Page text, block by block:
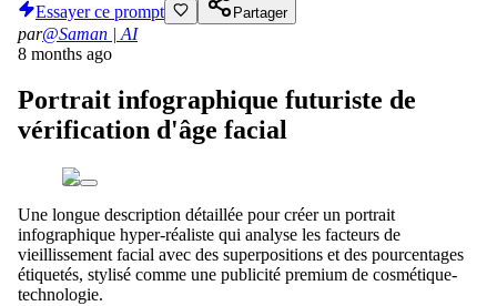
Essayer ce prompt Partager
par@Saman | AI
8 months ago
Portrait infographique futuriste de
vérification d'âge facial
Une longue description détaillée pour créer un portrait
infographique hyper-réaliste qui analyse les facteurs de
vieillissement facial avec des superpositions et des pourcentages
étiquetés, stylisé comme une publicité premium de cosmétique-
technologie.